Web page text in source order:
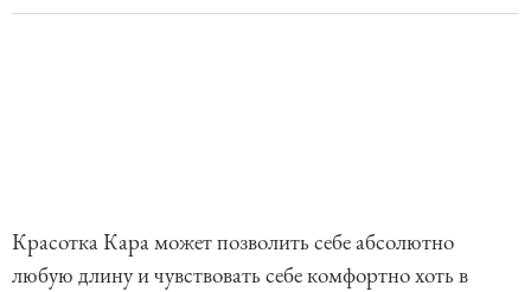
Красотка Кара может позволить себе абсолютно
любую длину и чувствовать себе комфортно хоть в